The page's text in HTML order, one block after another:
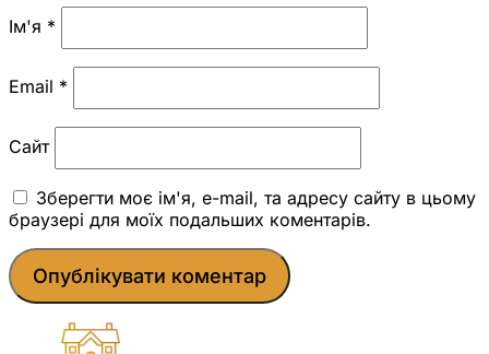
Ім'я *
Email *
Сайт
Зберегти моє ім'я, e-mail, та адресу сайту в цьому
браузері для моїх подальших коментарів.